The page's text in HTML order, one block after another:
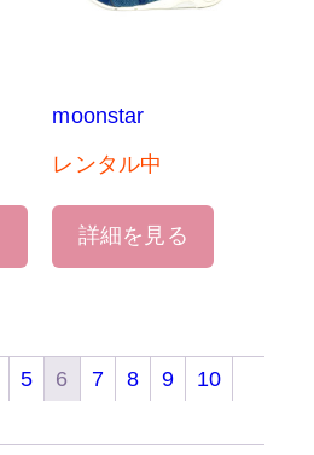
moonstar
レンタル中
詳細を見る
5 6 7 8 9
10